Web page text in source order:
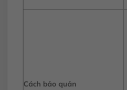
Cách bảo quản